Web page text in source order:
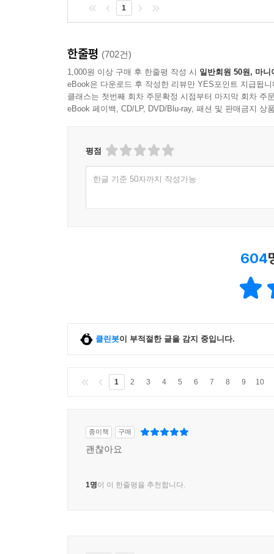
1
한줄평 (702건)
1,000원 이상 구매 후 한줄평 작성 시 일반회원 50원, 마니
eBook은 다운로드 후 작성한 리뷰만 YES포인트 지급됩니
클래스는 첫번째 회차 주문확정 시점부터 마지막 회차 주
eBook 페이백, CD/LP, DVD/Blu-ray, 패션 및 판매금지 상
평점
한글 기준 50자까지 작성가능
604
클린봇이 부적절한 글을 감지 중입니다.
1 2 3 4 5 6 7 8 9 10
종이책 구매
괜찮아요
1명이 이 한줄평을 추천합니다.